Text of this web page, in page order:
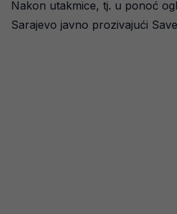
Nakon utakmice, tj. u ponoć
Sarajevo javno prozivajući